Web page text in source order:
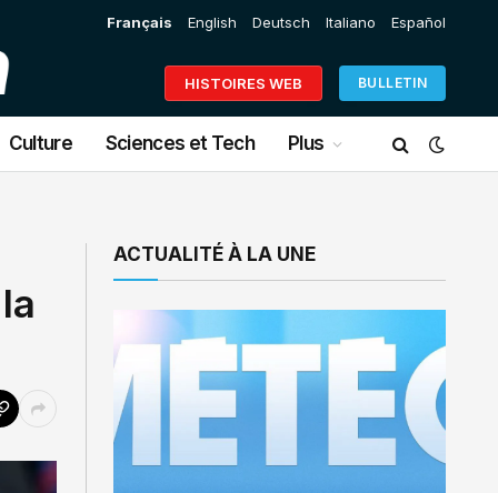
Français English Deutsch Italiano Español
HISTOIRES WEB BULLETIN
Culture Sciences et Tech Plus
ACTUALITÉ À LA UNE